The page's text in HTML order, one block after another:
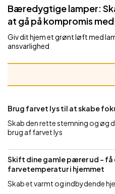
Bæredygtige lamper:
at gå på kompromis
Giv dit hjem et grønt løft med
ansvarlighed
Brug farvet lys til at skabe
Skab den rette stemning og øg
brug af farvet lys
Skift dine gamle pærer ud – få
farvetemperatur i hjemmet
Skab et varmt og indbydende